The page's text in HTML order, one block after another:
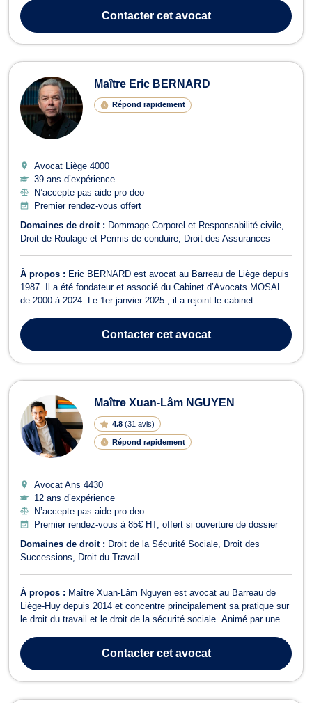
l’enquête à la comparution devant les juridictions correctionnelles.
Elle assiste égal...
Contactercet avocat
Maître Eric BERNARD
Répond rapidement
Avocat Liège 4000
39 ans d’expérience
N’accepte pas aide pro deo
Premier rendez-vous offert
Domaines de droit : Dommage Corporel et Responsabilité civile
Droit de Roulage et Permis de conduire
Droit des Assurances
À propos : Eric BERNARD est avocat au Barreau de Liège depuis
1987. Il a été fondateur et associé du Cabinet d’Avocats MOSAL
de 2000 à 2024. Le 1er janvier 2025 , il a rejoint le cabinet
Il est également juge suppléant depuis 1994, d’abord à la Justice
de Paix du canton de L...Contactercet avocat
Maître Xuan-Lâm NGUYEN
4.8 (31 avis)
Répond rapidement
Avocat Ans 4430
12 ans d’expérience
N’accepte pas aide pro deo
Premier rendez-vous à 85€ HT, offert si ouverture de dossier
Domaines de droit : Droit de la Sécurité Sociale
Droit des
Successions
Droit du Travail
À propos : Maître Xuan-Lâm Nguyen est avocat au Barreau de
Liège-Huy depuis 2014 et concentre principalement sa pratique sur
le droit du travail et le droit de la sécurité sociale. Animé par une
a obtenu en 2025 un Master de spécialisation en droit social à
l'Universi...
Contactercet avocat